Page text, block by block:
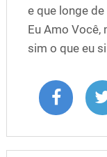
e que longe
Eu Amo Você,
sim o que eu